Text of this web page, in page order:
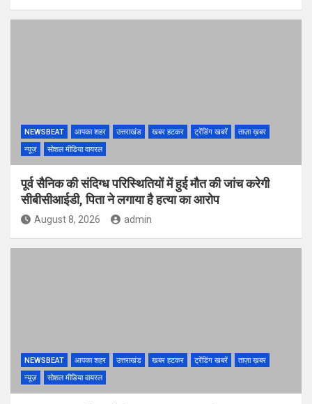
NEWSBEAT आपका शहर उत्तराखंड खबर हटकर ट्रेंडिंग खबरें
ताज़ा ख़बर
न्यूज़
सोशल मीडिया वायरल
पूर्व सैनिक की संदिग्ध परिस्थितियों में हुई मौत की जांच करेगी
सीबीसीआईडी, पिता ने लगाया है हत्या का आरोप
August 8, 2026 admin
NEWSBEAT आपका शहर उत्तराखंड खबर हटकर ट्रेंडिंग खबरें
ताज़ा ख़बर
न्यूज़
सोशल मीडिया वायरल